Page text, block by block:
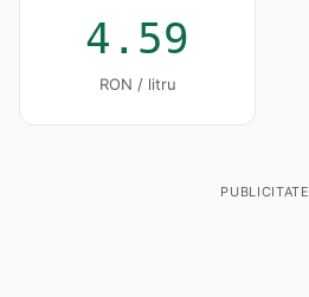
4.59
RON / litru
PUBLICITATE